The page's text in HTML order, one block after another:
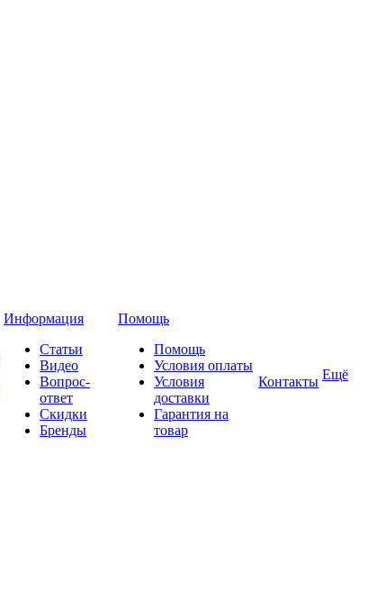
Информация
Статьи
Видео
Вопрос-
ответ
Скидки
Бренды
Помощь
Помощь
Условия оплаты
Условия
доставки
Гарантия на
товар
Контакты Ещё